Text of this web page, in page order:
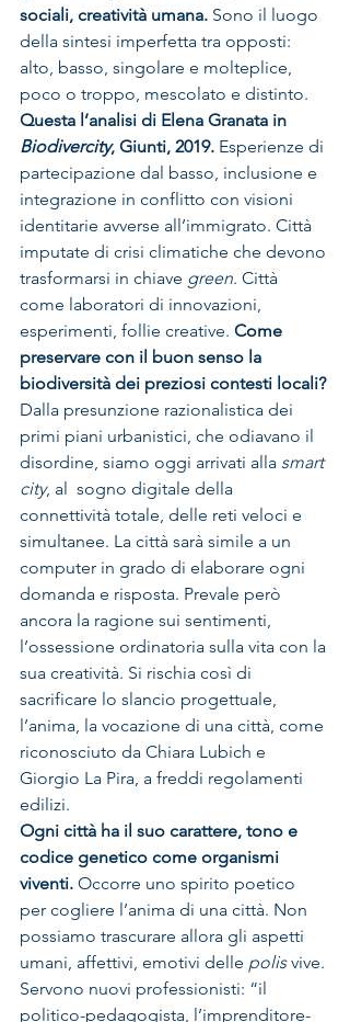
sociali, creatività umana. Sono il luogo
della sintesi imperfetta tra opposti:
alto, basso, singolare e molteplice,
poco o troppo, mescolato e distinto.
Questa l’analisi di Elena Granata in
Biodivercity, Giunti, 2019. Esperienze di
partecipazione dal basso, inclusione e
integrazione in conflitto con visioni
identitarie avverse all’immigrato. Città
imputate di crisi climatiche che devono
trasformarsi in chiave green. Città
come laboratori di innovazioni,
esperimenti, follie creative. Come
preservare con il buon senso la
biodiversità dei preziosi contesti locali?
Dalla presunzione razionalistica dei
primi piani urbanistici, che odiavano il
disordine, siamo oggi arrivati alla smart
city, al  sogno digitale della
connettività totale, delle reti veloci e
simultanee. La città sarà simile a un
computer in grado di elaborare ogni
domanda e risposta. Prevale però
ancora la ragione sui sentimenti,
l’ossessione ordinatoria sulla vita con la
sua creatività. Si rischia così di
sacrificare lo slancio progettuale,
l’anima, la vocazione di una città, come
riconosciuto da Chiara Lubich e
Giorgio La Pira, a freddi regolamenti
edilizi.
Ogni città ha il suo carattere, tono e
codice genetico come organismi
viventi. Occorre uno spirito poetico
per cogliere l’anima di una città. Non
possiamo trascurare allora gli aspetti
umani, affettivi, emotivi delle polis vive.
Servono nuovi professionisti: “il
politico-pedagogista, l’imprenditore-